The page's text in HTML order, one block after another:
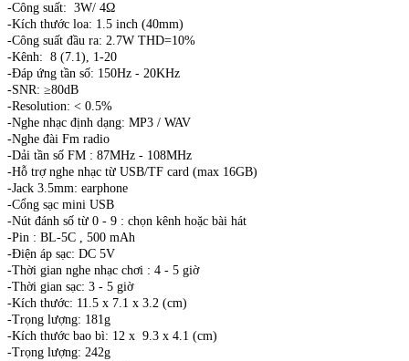
-Công suất: 3W/ 4Ω
-Kích thước loa: 1.5 inch (40mm)
-Công suất đầu ra: 2.7W THD=10%
-Kênh: 8 (7.1), 1-20
-Đáp ứng tần số: 150Hz - 20KHz
-SNR: ≥80dB
-Resolution: < 0.5%
-Nghe nhạc định dạng: MP3 / WAV
-Nghe đài Fm radio
-Dải tần số FM : 87MHz - 108MHz
-Hỗ trợ nghe nhạc từ USB/TF card (max 16GB)
-Jack 3.5mm: earphone
-Cổng sạc mini USB
-Nút đánh số từ 0 - 9 : chọn kênh hoặc bài hát
-Pin : BL-5C , 500 mAh
-Điện áp sạc: DC 5V
-Thời gian nghe nhạc chơi : 4 - 5 giờ
-Thời gian sạc: 3 - 5 giờ
-Kích thước: 11.5 x 7.1 x 3.2 (cm)
-Trọng lượng: 181g
-Kích thước bao bì: 12 x 9.3 x 4.1 (cm)
-Trọng lượng: 242g